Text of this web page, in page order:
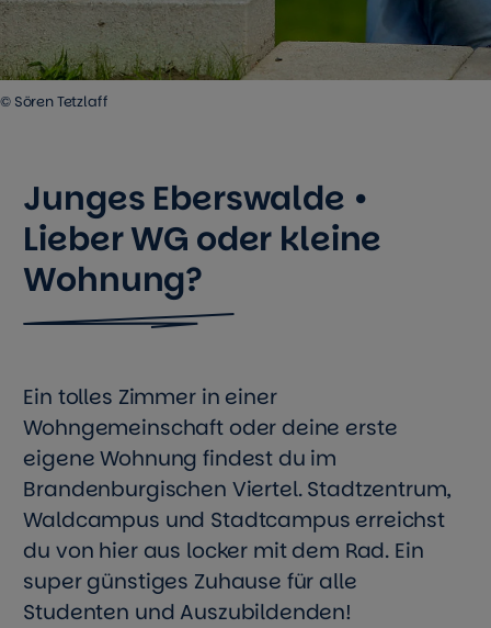
Junges Eberswalde •
Lieber WG oder kleine
Wohnung?
Ein tolles Zimmer in einer
Wohngemeinschaft oder deine erste
eigene Wohnung findest du im
Brandenburgischen Viertel. Stadtzentrum,
Waldcampus und Stadtcampus erreichst
du von hier aus locker mit dem Rad. Ein
super günstiges Zuhause für alle
Studenten und Auszubildenden!
© Sören Tetzlaff